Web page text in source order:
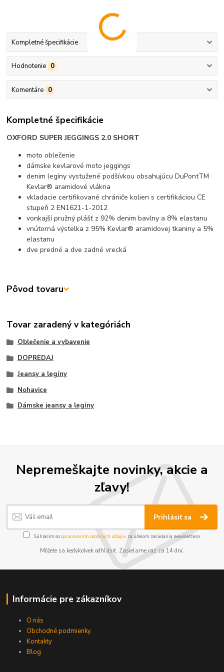
Kompletné špecifikácie
Hodnotenie 0
Komentáre 0
Kompletné špecifikácie
OXFORD SUPER JEGGINGS 2.0 SHORT
moto oblečenie
dámske kevlarové moto jeggings
denim legíny vystužené podšívkou obsahujúcu DuPontTM
Kevlar® aramidové vlákna
vkladacie certifikované chrániče kolien s certifikáciou CE
stupeň 2 EN1621-1-2012
vonkajší pružný plášť z 92% denim bavlny a 8% elastanu
vnútorná výstelka z 95% Kevlar® aramidovej tkaniny a 5%
elastanu
dve predné a dve zadné vrecká
Pôvod tovaru
Tovar zaradený v kategóriách
Oblečenie a vybavenie
DOPREDAJ
Jeansy a legíny
Nohavice
Dámske jeansy a legíny
Nepremeškajte novinky, akcie a
zľavy!
Prihlásiť sa
Súhlasím sospracovaním osobných údajov za účelom zasielania newslettera.
Môžete sa kedykoľvek odhlásiť. Zasielame raz za 14 dní.
Informácie pre zákazníkov
O nás
Obchodné podmienky
Kontakty
Blog